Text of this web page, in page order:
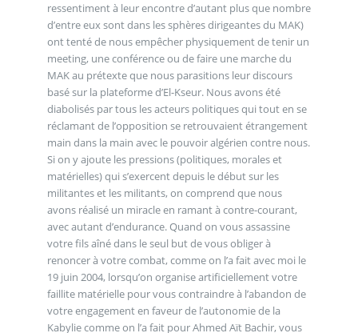
ressentiment à leur encontre d’autant plus que nombre
d’entre eux sont dans les sphères dirigeantes du MAK)
ont tenté de nous empêcher physiquement de tenir un
meeting, une conférence ou de faire une marche du
MAK au prétexte que nous parasitions leur discours
basé sur la plateforme d’El-Kseur. Nous avons été
diabolisés par tous les acteurs politiques qui tout en se
réclamant de l’opposition se retrouvaient étrangement
main dans la main avec le pouvoir algérien contre nous.
Si on y ajoute les pressions (politiques, morales et
matérielles) qui s’exercent depuis le début sur les
militantes et les militants, on comprend que nous
avons réalisé un miracle en ramant à contre-courant,
avec autant d’endurance. Quand on vous assassine
votre fils aîné dans le seul but de vous obliger à
renoncer à votre combat, comme on l’a fait avec moi le
19 juin 2004, lorsqu’on organise artificiellement votre
faillite matérielle pour vous contraindre à l’abandon de
votre engagement en faveur de l’autonomie de la
Kabylie comme on l’a fait pour Ahmed Aït Bachir, vous